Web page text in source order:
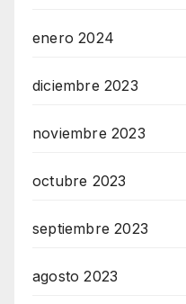
enero 2024
diciembre 2023
noviembre 2023
octubre 2023
septiembre 2023
agosto 2023